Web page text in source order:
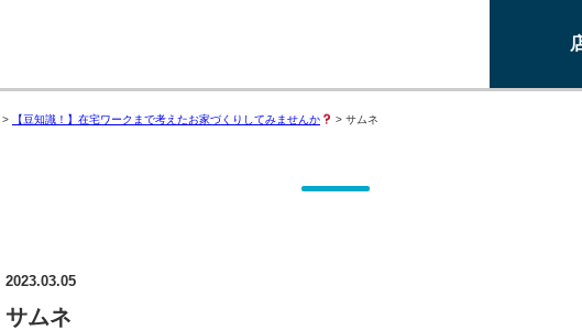
> 【豆知識！】在宅ワークまで考えたお家づくりしてみませんか >サムネ
2023.03.05
サムネ